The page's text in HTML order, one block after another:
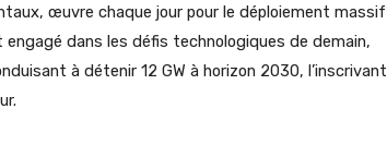
œuvre chaque jour pour le déploiement massif
engagé dans les défis technologiques de demain,
à détenir 12 GW à horizon 2030, l’inscrivant